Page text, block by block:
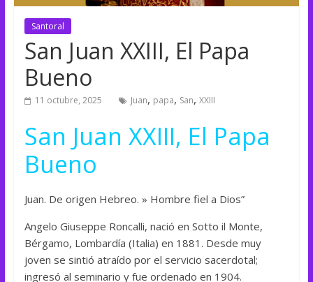
Santoral
San Juan XXIII, El Papa
Bueno
11 octubre, 2025 Juan, papa, San, XXIII
San Juan XXIII, El Papa
Bueno
Juan. De origen Hebreo. » Hombre fiel a Dios”
Angelo Giuseppe Roncalli, nació en Sotto il Monte,
Bérgamo, Lombardía (Italia) en 1881. Desde muy
joven se sintió atraído por el servicio sacerdotal;
ingresó al seminario y fue ordenado en 1904.